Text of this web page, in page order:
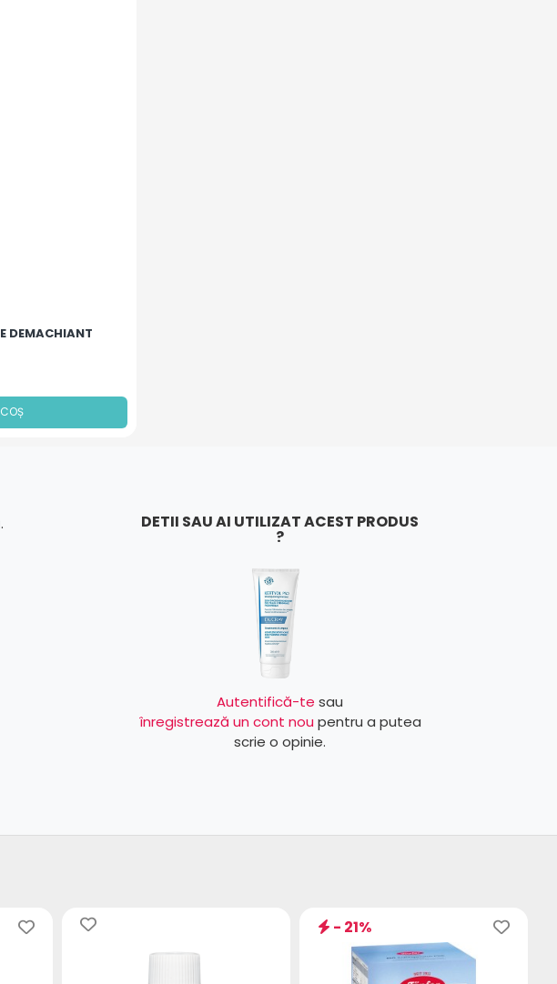
DEMACHIANT
DETII SAU AI UTILIZAT ACEST PRODUS
?
Autentifică-te sau
înregistrează un cont nou pentru a putea
scrie o opinie.
- 21%